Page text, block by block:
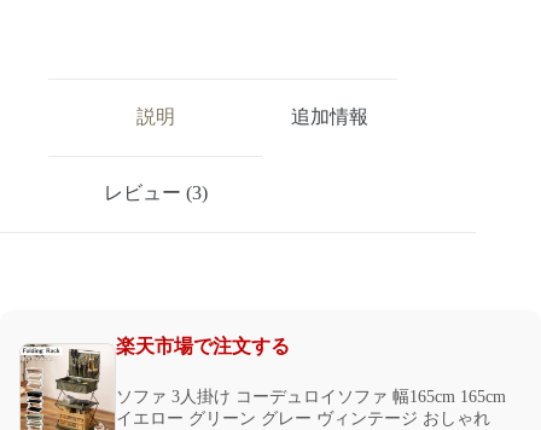
説明 追加情報
レビュー (3)
楽天市場で注文する
ソファ 3人掛け コーデュロイソファ 幅165cm 165cm
イエロー グリーン グレー ヴィンテージ おしゃれ